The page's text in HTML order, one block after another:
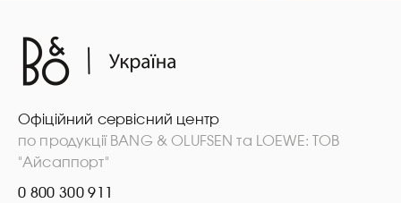
Офіційний сервісний центр
по продукції BANG & OLUFSEN та LOEWE: ТОВ
"Айсаппорт"
0 800 300 911